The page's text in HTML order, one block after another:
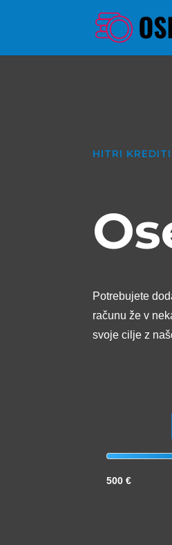
HITRI
Potrebujete
računu že v
svoje cilje z
500 €